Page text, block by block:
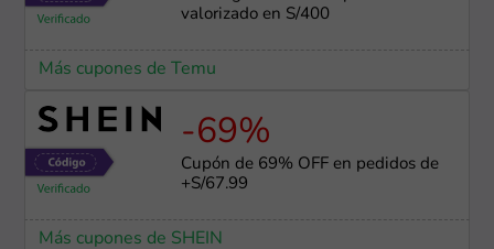
valorizado en S/400
Más cupones de Temu
-69%
Cupón de 69% OFF en pedidos de
+S/67.99
Más cupones de SHEIN